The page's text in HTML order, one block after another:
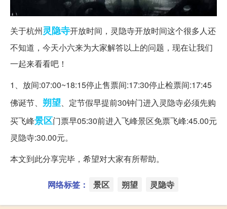
关于杭州灵隐寺开放时间，灵隐寺开放时间这个很多人还
不知道，今天小六来为大家解答以上的问题，现在让我们
一起来看看吧！
1、放间:07:00~18:15停止售票间:17:30停止检票间:17:45
佛诞节、 朔望 、定节假早提前30钟门进入灵隐寺必须先购
买飞峰景区门票早05:30前进入飞峰景区免票飞峰:45.00元
灵隐寺:30.00元。
本文到此分享完毕，希望对大家有所帮助。
网络标签： 景区 朔望 灵隐寺